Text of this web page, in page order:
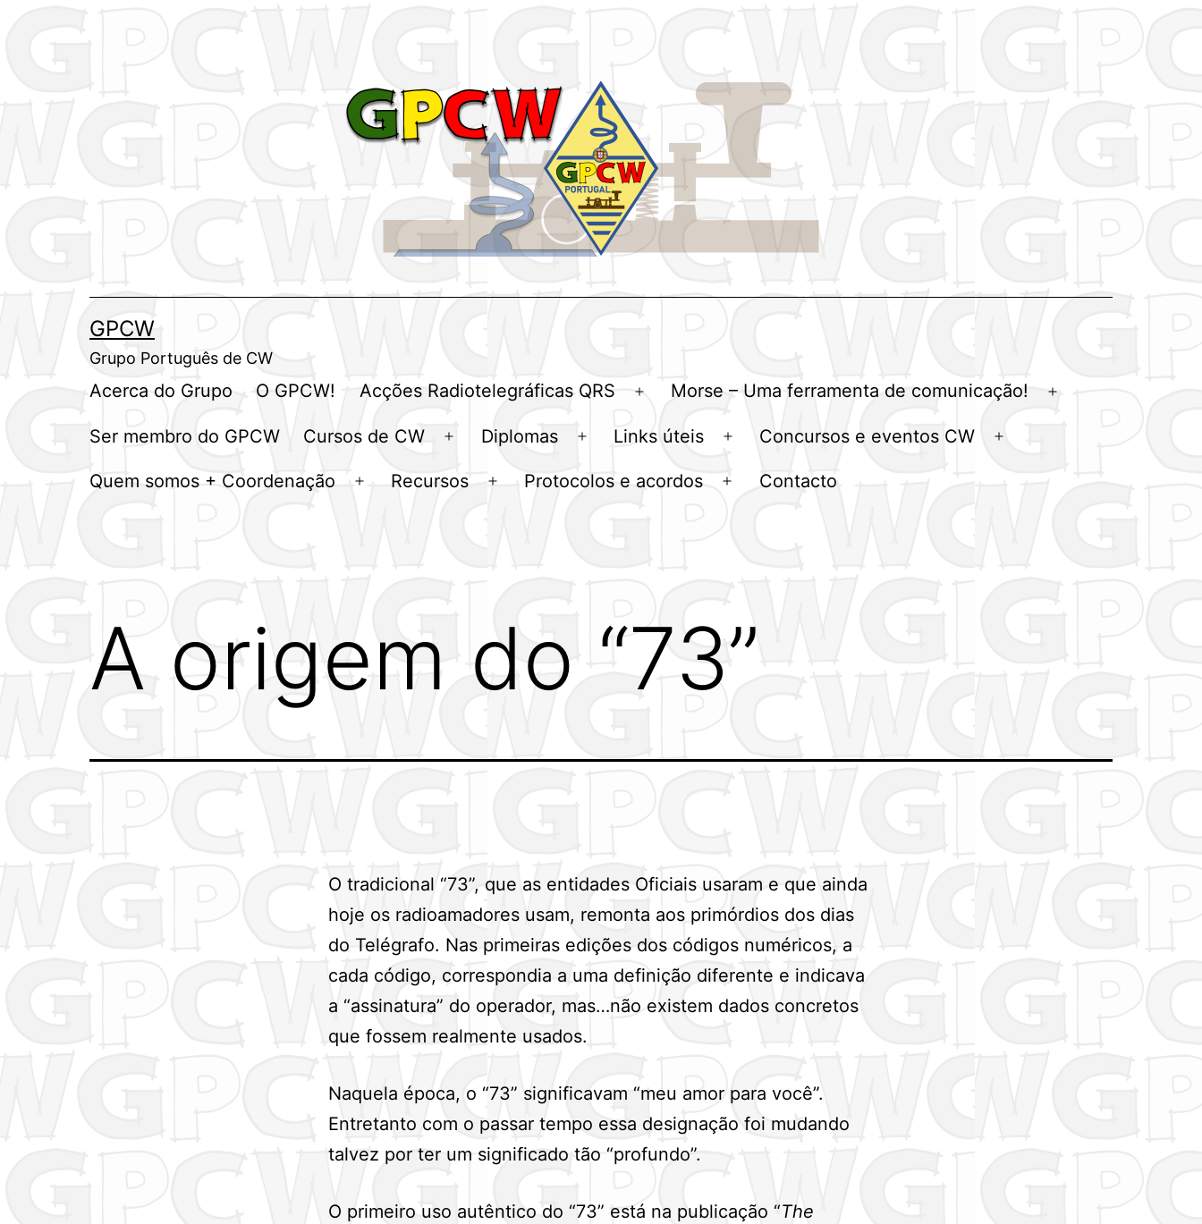
GPCW
Grupo Português de CW
Acerca do Grupo O GPCW! Acções Radiotelegráficas QRS
AbrirMorse – Uma ferramenta de comunicação!
Abrir
Ser membro do GPCW Cursos de CW
AbrirDiplomas
AbrirLinks úteis
AbrirConcursos e eventos CW
Abrir
Quem somos + Coordenação
AbrirRecursos
AbrirProtocolos e acordos
AbrirContacto
A origem do “73”
O tradicional “73”, que as entidades Oficiais usaram e que ainda
hoje os radioamadores usam, remonta aos primórdios dos dias
do Telégrafo. Nas primeiras edições dos códigos numéricos, a
cada código, correspondia a uma definição diferente e indicava
a “assinatura” do operador, mas…não existem dados concretos
que fossem realmente usados.
Naquela época, o “73” significavam “meu amor para você”.
Entretanto com o passar tempo essa designação foi mudando
talvez por ter um significado tão “profundo”.
O primeiro uso autêntico do “73” está na publicação “The